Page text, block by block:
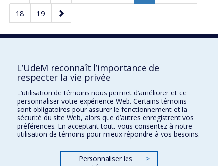
précédente
Page
Page
18 Page
19
Page
suivante
Faculté des sciences de l'éducation
Pavillon Marie-Victorin
90, avenue Vincent-d'Indy
Montréal (Québec) H2V 2S9
L’UdeM reconnaît l’importance de
respecter la vie privée
L’utilisation de témoins nous permet d’améliorer et de
personnaliser votre expérience Web. Certains témoins
sont obligatoires pour assurer le fonctionnement et la
sécurité du site Web, alors que d’autres enregistrent vos
préférences. En acceptant tout, vous consentez à notre
utilisation de témoins pour mieux répondre à vos besoins.
Personnaliser les
>